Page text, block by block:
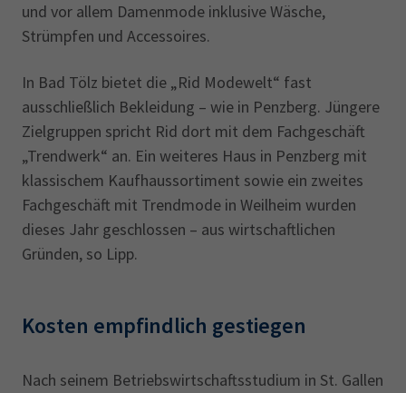
und vor allem Damenmode inklusive Wäsche,
Strümpfen und Accessoires.
In Bad Tölz bietet die „Rid Modewelt“ fast
ausschließlich Bekleidung – wie in Penzberg. Jüngere
Zielgruppen spricht Rid dort mit dem Fachgeschäft
„Trendwerk“ an. Ein weiteres Haus in Penzberg mit
klassischem Kaufhaussortiment sowie ein zweites
Fachgeschäft mit Trendmode in Weilheim wurden
dieses Jahr geschlossen – aus wirtschaftlichen
Gründen, so Lipp.
Kosten empfindlich gestiegen
Nach seinem Betriebswirtschaftsstudium in St. Gallen